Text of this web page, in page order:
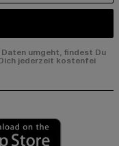
umgeht, findest Du
jederzeit kostenfei